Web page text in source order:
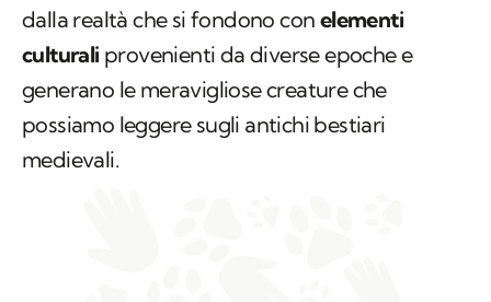
dalla realtà che si fondono con elementi
culturali provenienti da diverse epoche e
generano le meravigliose creature che
possiamo leggere sugli antichi bestiari
medievali.